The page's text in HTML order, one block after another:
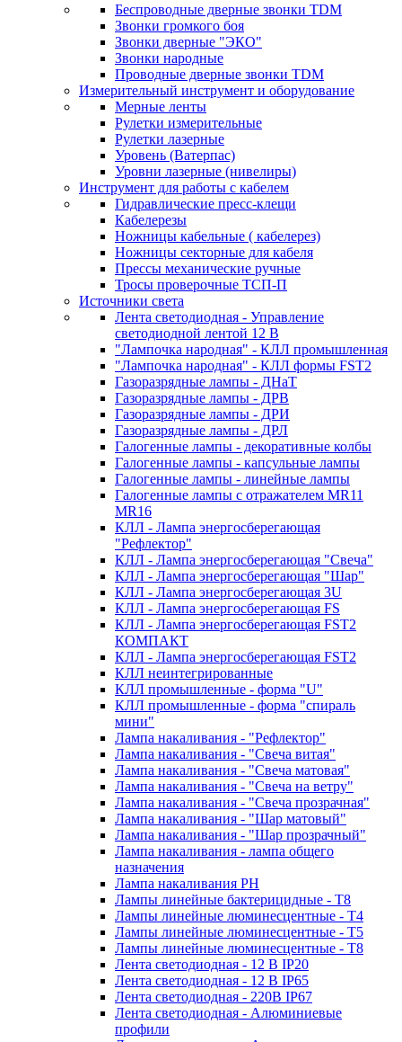
Беспроводные дверные звонки TDM
Звонки громкого боя
Звонки дверные "ЭКО"
Звонки народные
Проводные дверные звонки TDM
Измерительный инструмент и оборудование
Мерные ленты
Рулетки измерительные
Рулетки лазерные
Уровень (Ватерпас)
Уровни лазерные (нивелиры)
Инструмент для работы с кабелем
Гидравлические пресс-клещи
Кабелерезы
Ножницы кабельные ( кабелерез)
Ножницы секторные для кабеля
Прессы механические ручные
Тросы проверочные ТСП-П
Источники света
Лента светодиодная - Управление
светодиодной лентой 12 В
"Лампочка народная" - КЛЛ промышленная
"Лампочка народная" - КЛЛ формы FST2
Газоразрядные лампы - ДНаТ
Газоразрядные лампы - ДРВ
Газоразрядные лампы - ДРИ
Газоразрядные лампы - ДРЛ
Галогенные лампы - декоративные колбы
Галогенные лампы - капсульные лампы
Галогенные лампы - линейные лампы
Галогенные лампы с отражателем MR11
MR16
КЛЛ - Лампа энергосберегающая
"Рефлектор"
КЛЛ - Лампа энергосберегающая "Свеча"
КЛЛ - Лампа энергосберегающая "Шар"
КЛЛ - Лампа энергосберегающая 3U
КЛЛ - Лампа энергосберегающая FS
КЛЛ - Лампа энергосберегающая FST2
КОМПАКТ
КЛЛ - Лампа энергосберегающая FSТ2
КЛЛ неинтегрированные
КЛЛ промышленные - форма "U"
КЛЛ промышленные - форма "спираль
мини"
Лампа накаливания - "Рефлектор"
Лампа накаливания - "Свеча витая"
Лампа накаливания - "Свеча матовая"
Лампа накаливания - "Свеча на ветру"
Лампа накаливания - "Свеча прозрачная"
Лампа накаливания - "Шар матовый"
Лампа накаливания - "Шар прозрачный"
Лампа накаливания - лампа общего
назначения
Лампа накаливания РН
Лампы линейные бактерицидные - Т8
Лампы линейные люминесцентные - Т4
Лампы линейные люминесцентные - Т5
Лампы линейные люминесцентные - Т8
Лента светодиодная - 12 В IP20
Лента светодиодная - 12 В IP65
Лента светодиодная - 220В IP67
Лента светодиодная - Алюминиевые
профили